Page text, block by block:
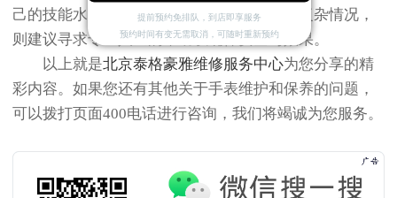
己的技能水平是否足够应对该操作；若遇到复杂情况，
则建议寻求专业人士的帮助以确保安全与效果。
以上就是北京泰格豪雅维修服务中心为您分享的精
彩内容。如果您还有其他关于手表维护和保养的问题，
可以拨打页面400电话进行咨询，我们将竭诚为您服务。
提前预约免排队，到店即享服务
预约时间有变无需取消，可随时重新预约